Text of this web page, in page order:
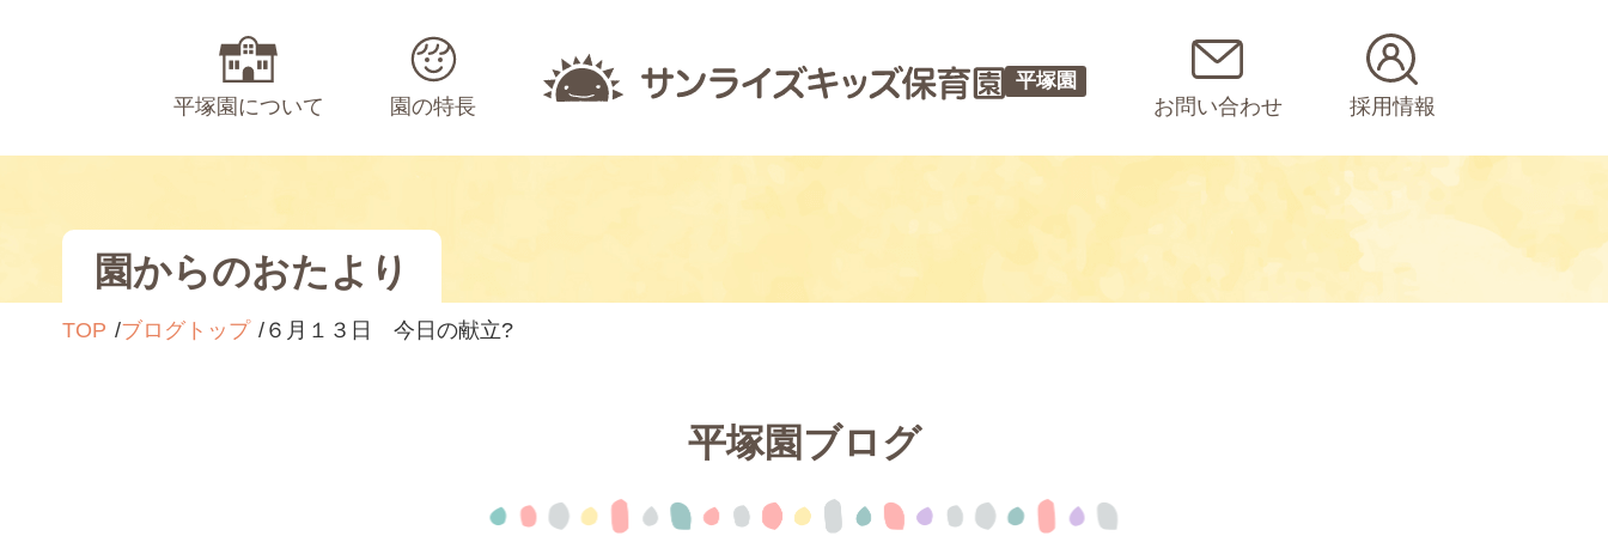
平塚園について 園の特長
平塚園
お問い合わせ 採用情報
園からのおたより
TOP ブログトップ ６月１３日 今日の献立?
平塚園ブログ